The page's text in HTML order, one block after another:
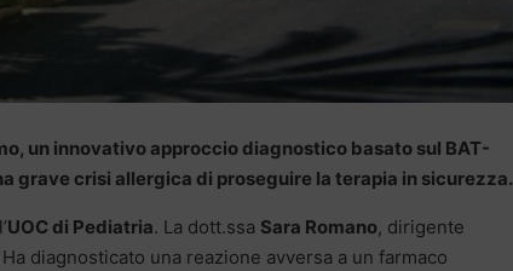
un innovativo approccio diagnostico basato sul BAT-
grave crisi allergica di proseguire la terapia in sicurezza.
UOC di Pediatria. La dott.ssa Sara Romano, dirigente
diagnosticato una reazione avversa a un farmaco